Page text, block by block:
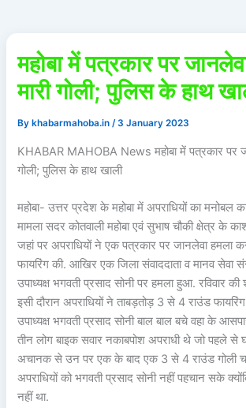
महोबा में पत्रकार पर
मारी गोली; पुलिस के हाथ
By khabarmahoba.in/3 January 2023
KHABAR MAHOBA News महोबा में पत्रकार पर
गोली; पुलिस के हाथ खाली
महोबा- उत्तर प्रदेश के महोबा में अपराधियों का मनोबल
मामला सदर कोतवाली महोबा एवं सुभाष चौकी क्षेत्र के
जहां पर अपराधियों ने एक पत्रकार पर जानलेवा हमला
फायरिंग की. आखिर एक जिला संवाददाता व मानव सेवा
उपाध्यक्ष भगवती प्रसाद सोनी पर हमला हुआ. रविवार
इसी दौरान अपराधियों ने ताबड़तोड़ 3 से 4 राउंड
उपाध्यक्ष भगवती प्रसाद सोनी बाल बाल बचे वहा के
तीन लोग बाइक सवार नकाबपोश अपराधी थे जो पहले से
अचानक से उन पर एक के बाद एक 3 से 4 राउंड गोली
अपराधियों को भगवती प्रसाद सोनी नहीं पहचान सके
नहीं था.